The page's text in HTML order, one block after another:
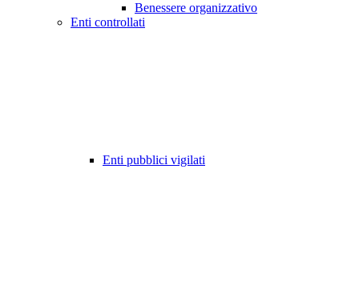
Benessere organizzativo
Enti controllati
Enti pubblici vigilati